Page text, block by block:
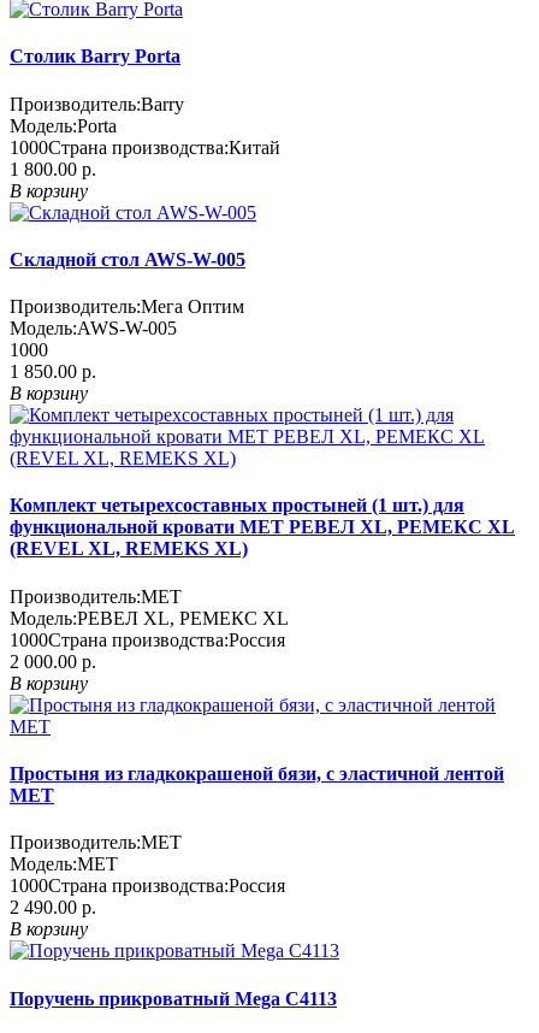
Столик Barry Porta
Производитель:Barry
Модель:Porta
1000Страна производства:Китай
1 800.00 р.
В корзину
Складной стол AWS-W-005
Производитель:Мега Оптим
Модель:AWS-W-005
1000
1 850.00 р.
В корзину
Комплект четырехсоставных простыней (1 шт.) для
функциональной кровати МЕТ РЕВЕЛ XL, РЕМЕКС XL
(REVEL XL, REMEKS XL)
Производитель:MET
Модель:РЕВЕЛ XL, РЕМЕКС XL
1000Страна производства:Россия
2 000.00 р.
В корзину
Простыня из гладкокрашеной бязи, с эластичной лентой
МЕТ
Производитель:MET
Модель:МЕТ
1000Страна производства:Россия
2 490.00 р.
В корзину
Поручень прикроватный Mega С4113